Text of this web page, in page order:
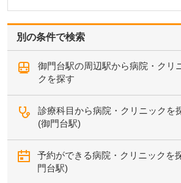
別の条件で検索
御門台駅の周辺駅から病院・クリ
クを探す
診療科目から病院・クリニックを
(御門台駅)
予約ができる病院・クリニックを
門台駅)